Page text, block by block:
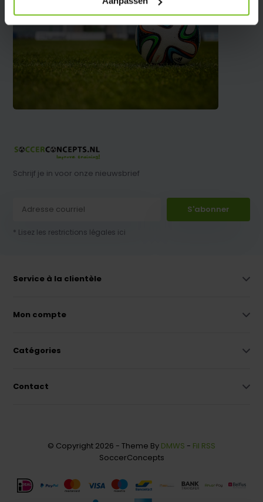
Schrijf je in voor onze nieuwsbrief
S'abonner
* Lisez les restrictions légales ici
Service à la clientèle
Mon compte
Catégories
Contact
© Copyright 2026 - Theme By DMWS - Fil RSS
SoccerConcepts